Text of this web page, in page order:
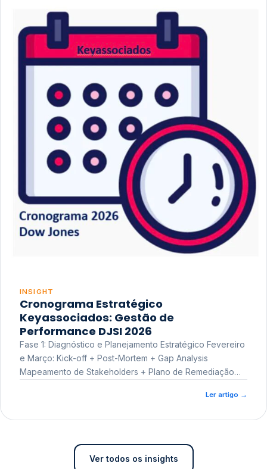
INSIGHT
Cronograma Estratégico
Keyassociados: Gestão de
Performance DJSI 2026
Fase 1: Diagnóstico e Planejamento Estratégico Fevereiro
e Março: Kick-off + Post-Mortem + Gap Analysis
Mapeamento de Stakeholders + Plano de Remediação
Ler artigo →
Ver todos os insights